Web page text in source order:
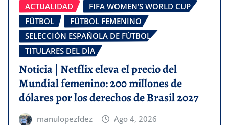
ACTUALIDAD
FIFA WOMEN’S WORLD CUP
FÚTBOL
FÚTBOL FEMENINO
SELECCIÓN ESPAÑOLA DE FÚTBOL
TITULARES DEL DÍA
Noticia | Netflix eleva el precio del
Mundial femenino: 200 millones de
dólares por los derechos de Brasil 2027
manulopezfdez Ago 4, 2026